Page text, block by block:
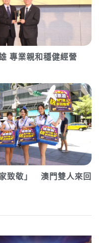
專業親和穩健經營
致敬」 澳門雙人來回